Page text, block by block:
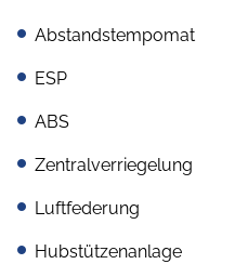
Abstandstempomat
ESP
ABS
Zentralverriegelung
Luftfederung
Hubstützenanlage